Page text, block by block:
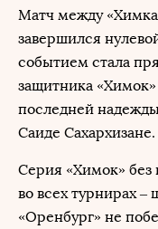
Матч между
завершился
событием стала
защитника
последней
Саиде Сахархизане.
Серия «Химок» без
во всех турнирах
«Оренбург» не